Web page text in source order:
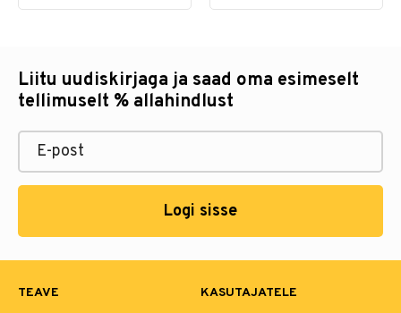
Liitu uudiskirjaga ja saad oma esimeselt
tellimuselt % allahindlust
Logi sisse
TEAVE KASUTAJATELE